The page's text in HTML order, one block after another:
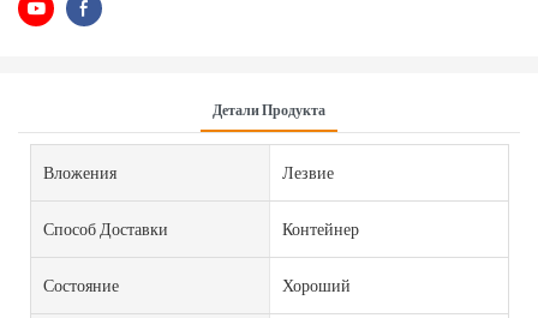
Детали Продукта
Вложения Лезвие
Способ Доставки Контейнер
Состояние Хороший